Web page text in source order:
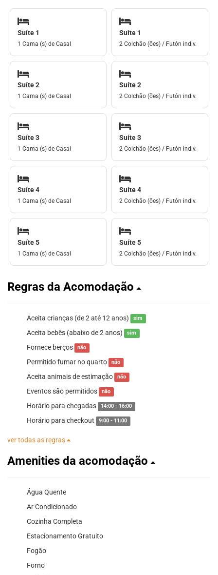
Suíte 1
1 Cama (s) de Casal
Suíte 1
2 Colchão (ões) / Futón indiv.
Suíte 2
1 Cama (s) de Casal
Suíte 2
2 Colchão (ões) / Futón indiv.
Suíte 3
1 Cama (s) de Casal
Suíte 3
2 Colchão (ões) / Futón indiv.
Suíte 4
1 Cama (s) de Casal
Suíte 4
2 Colchão (ões) / Futón indiv.
Suíte 5
1 Cama (s) de Casal
Suíte 5
2 Colchão (ões) / Futón indiv.
Regras da Acomodação
Aceita crianças (de 2 até 12 anos) sim
Aceita bebês (abaixo de 2 anos) sim
Fornece berços não
Permitido fumar no quarto não
Aceita animais de estimação não
Eventos são permitidos não
Horário para chegadas 14:00 - 16:00
Horário para checkout 9:00 - 11:00
ver todas as regras
Amenities da acomodação
Água Quente
Ar Condicionado
Cozinha Completa
Estacionamento Gratuito
Fogão
Forno